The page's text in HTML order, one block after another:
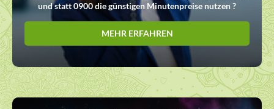
und statt 0900 die günstigen Minutenpreise nutzen ?
MEHR ERFAHREN